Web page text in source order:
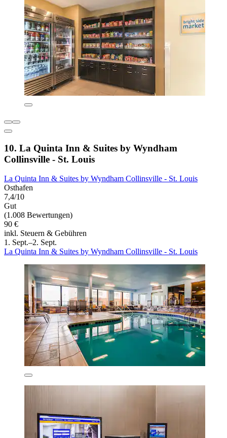
10. La Quinta Inn & Suites by Wyndham
Collinsville - St. Louis
La Quinta Inn & Suites by Wyndham Collinsville - St. Louis
Osthafen
7,4/10
Gut
(1.008 Bewertungen)
90 €
inkl. Steuern & Gebühren
1. Sept.–2. Sept.
La Quinta Inn & Suites by Wyndham Collinsville - St. Louis